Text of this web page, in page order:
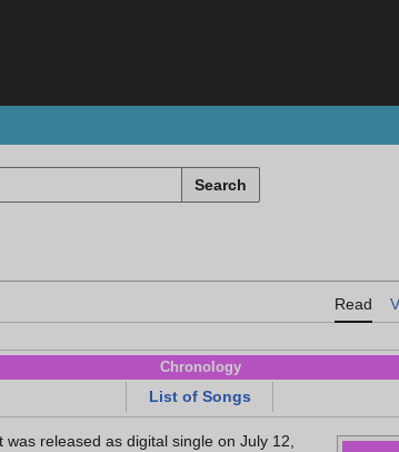
Search
Read
Chronology
List of Songs
was released as digital single on July 12,